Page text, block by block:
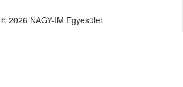
© 2026 NAGY-IM Egyesület